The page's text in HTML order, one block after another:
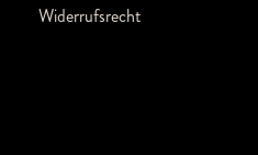
Widerrufsrecht